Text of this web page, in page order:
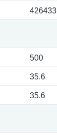
426433
500
35.6
35.6